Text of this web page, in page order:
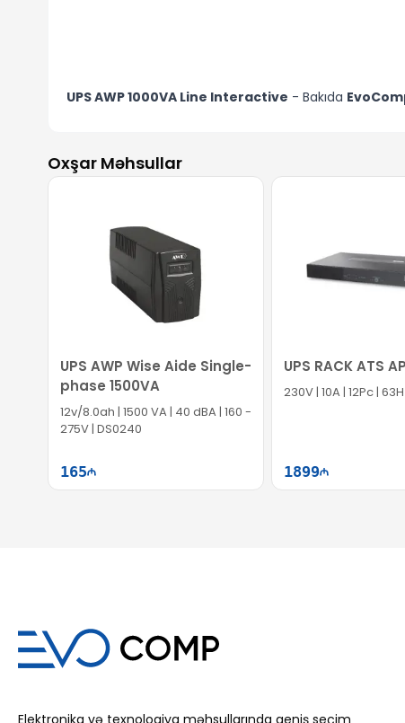
UPS AWP 1000VA Line Interactive - Bakıda
Oxşar Məhsullar
UPS AWP Wise Aide Single-
phase 1500VA
12v/8.0ah | 1500 VA | 40 dBA | 160 -
275V | DS0240
165
UPS RACK ATS
230V | 10A | 12Pc |
1899
Elektronika və texnologiya məhsullarında geniş seçim